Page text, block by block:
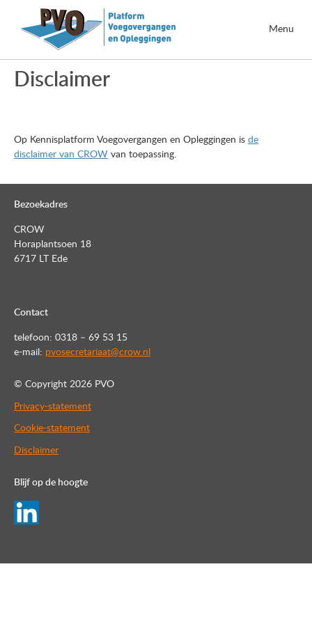
Menu
Disclaimer
Op Kennisplatform Voegovergangen en Opleggingen is de
disclaimer van CROW van toepassing.
Bezoekadres
CROW
Horaplantsoen 18
6717 LT Ede
Contact
telefoon: 0318 – 69 53 15
e-mail: pvosecretariaat@crow.nl
© Copyright 2026 PVO
Privacy-statement
Cookie-statement
Disclaimer
Blijf op de hoogte